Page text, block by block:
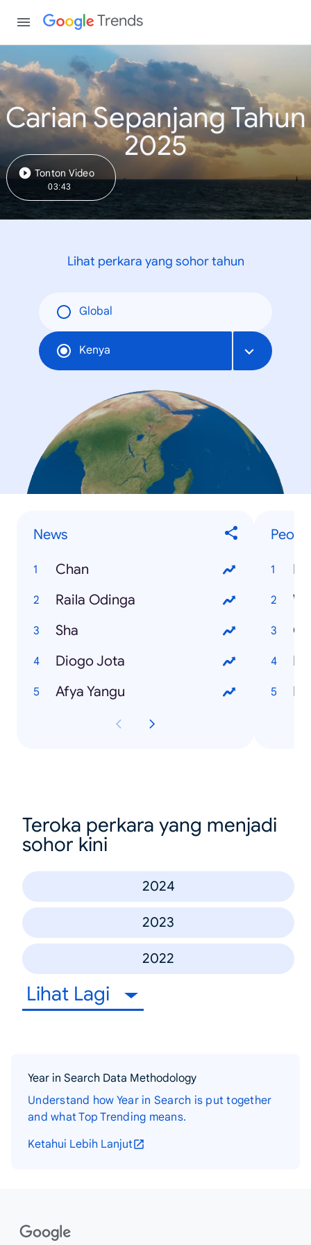
Trends
Carian Sepanjang Tahun
2025
Tonton Video
03:43
Lihat perkara yang sohor tahun
Global
Kenya
News
Chan
Raila Odinga
Sha
Diogo Jota
Afya Yangu
Teroka perkara yang menjadi
sohor kini
2024
2023
2022
Lihat Lagi
Year in Search Data Methodology
Understand how Year in Search is put together
and what Top Trending means.
Ketahui Lebih Lanjut